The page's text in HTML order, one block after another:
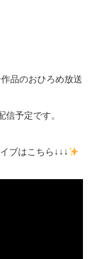
品のおひろめ放送
信予定です。
ブはこちら↓↓↓